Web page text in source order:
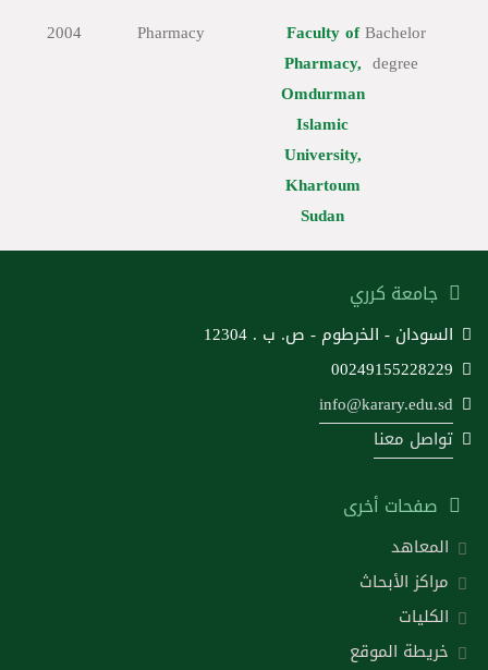
Bachelor
degree
Faculty of
Pharmacy,
Omdurman
Islamic
University,
Khartoum
Sudan
Pharmacy
2004
جامعة كرري
السودان - الخرطوم - ص. ب . 12304
00249155228229
info@karary.edu.sd
تواصل معنا
صفحات أخرى
المعاهد
مراكز الأبحاث
الكليات
خريطة الموقع